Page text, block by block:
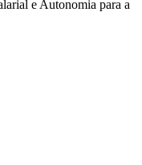
e Autonomia para a